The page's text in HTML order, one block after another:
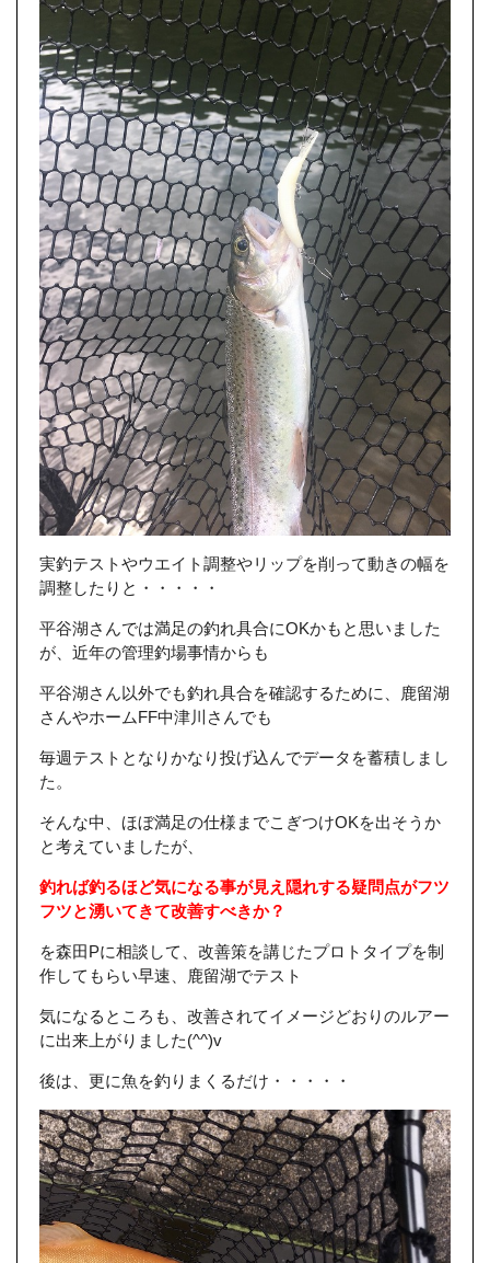
実釣テストやウエイト調整やリップを削って動きの幅を
調整したりと・・・・・
平谷湖さんでは満足の釣れ具合にOKかもと思いました
が、近年の管理釣場事情からも
平谷湖さん以外でも釣れ具合を確認するために、鹿留湖
さんやホームFF中津川さんでも
毎週テストとなりかなり投げ込んでデータを蓄積しまし
た。
そんな中、ほぼ満足の仕様までこぎつけOKを出そうか
と考えていましたが、
釣れば釣るほど気になる事が見え隠れする疑問点がフツ
フツと湧いてきて改善すべきか？
を森田Pに相談して、改善策を講じたプロトタイプを制
作してもらい早速、鹿留湖でテスト
気になるところも、改善されてイメージどおりのルアー
に出来上がりました(^^)v
後は、更に魚を釣りまくるだけ・・・・・